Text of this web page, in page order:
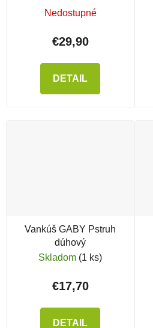
Nedostupné
€29,90
DETAIL
Vankúš GABY Pstruh
dúhový
Skladom (1 ks)
€17,70
DETAIL